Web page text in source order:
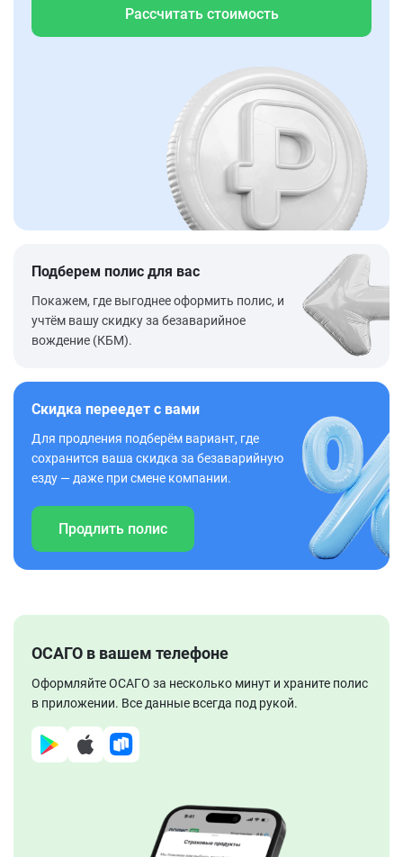
Рассчитать стоимость
Подберем полис для вас
Покажем, где выгоднее оформить полис, и
учтём вашу скидку за безаварийное
вождение (КБМ).
Скидка переедет с вами
Для продления подберём вариант, где
сохранится ваша скидка за безаварийную
езду — даже при смене компании.
Продлить полис
ОСАГО в вашем телефоне
Оформляйте ОСАГО за несколько минут и храните полис
в приложении. Все данные всегда под рукой.